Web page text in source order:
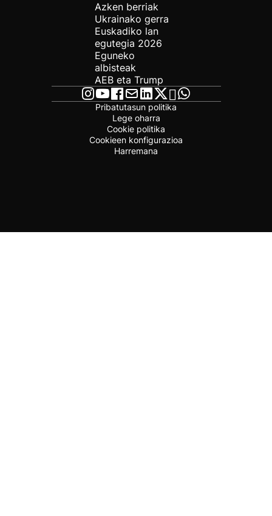
Azken berriak
Ukrainako gerra
Euskadiko lan
egutegia 2026
Eguneko
albisteak
AEB eta Trump
Pribatutasun politika
Lege oharra
Cookie politika
Cookieen konfigurazioa
Harremana